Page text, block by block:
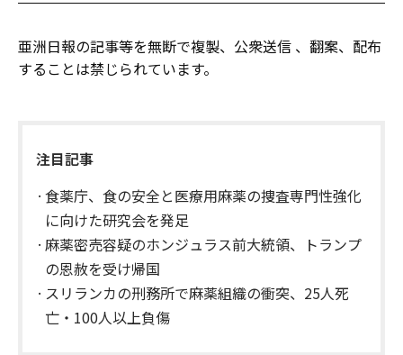
亜洲日報の記事等を無断で複製、公衆送信 、翻案、配布
することは禁じられています。
注目記事
食薬庁、食の安全と医療用麻薬の捜査専門性強化
に向けた研究会を発足
麻薬密売容疑のホンジュラス前大統領、トランプ
の恩赦を受け帰国
スリランカの刑務所で麻薬組織の衝突、25人死
亡・100人以上負傷